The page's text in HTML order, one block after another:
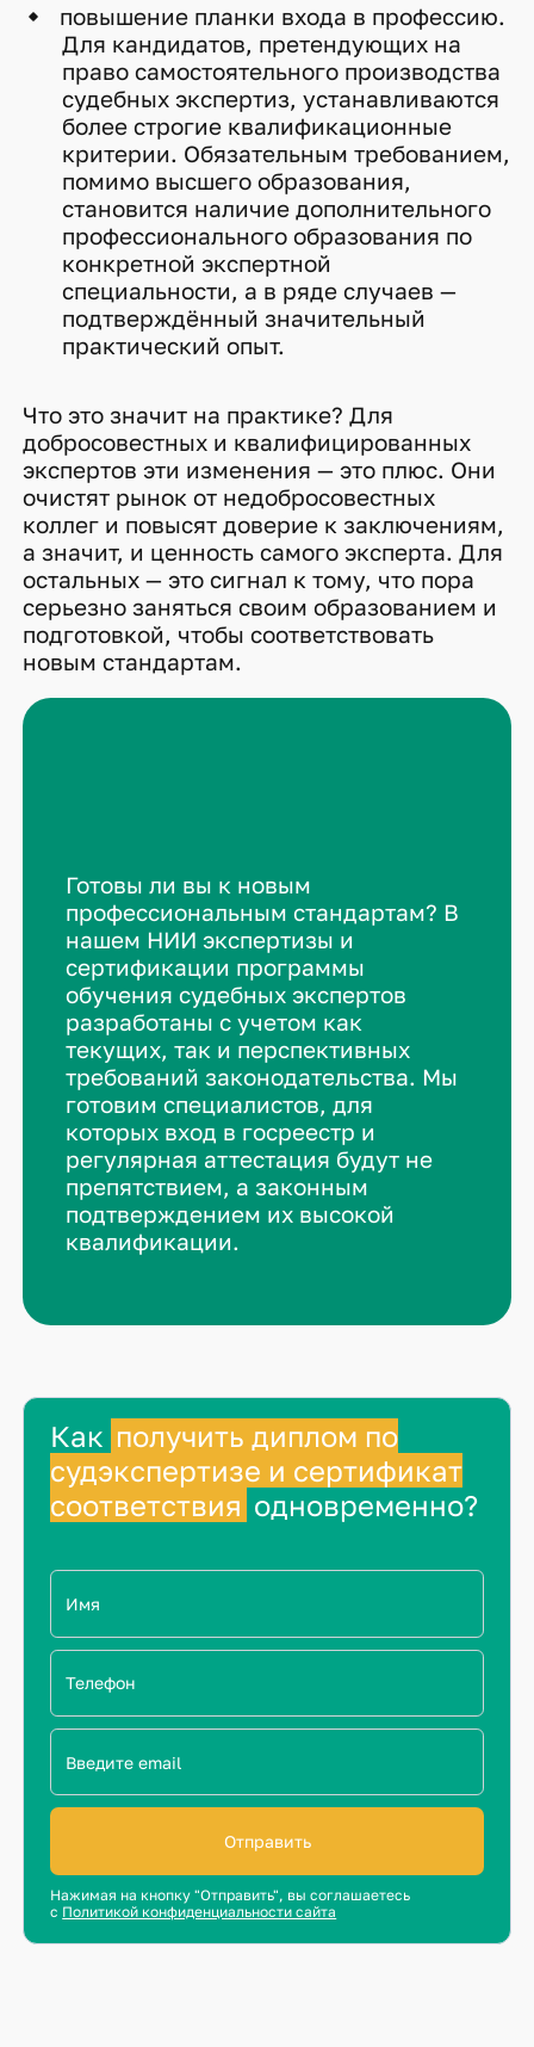
повышение планки входа в профессию.
Для кандидатов, претендующих на
право самостоятельного производства
судебных экспертиз, устанавливаются
более строгие квалификационные
критерии. Обязательным требованием,
помимо высшего образования,
становится наличие дополнительного
профессионального образования по
конкретной экспертной
специальности, а в ряде случаев —
подтверждённый значительный
практический опыт.
Что это значит на практике? Для
добросовестных и квалифицированных
экспертов эти изменения — это плюс. Они
очистят рынок от недобросовестных
коллег и повысят доверие к заключениям,
а значит, и ценность самого эксперта. Для
остальных — это сигнал к тому, что пора
серьезно заняться своим образованием и
подготовкой, чтобы соответствовать
новым стандартам.
Готовы ли вы к новым
профессиональным стандартам? В
нашем НИИ экспертизы и
сертификации программы
обучения судебных экспертов
разработаны с учетом как
текущих, так и перспективных
требований законодательства. Мы
готовим специалистов, для
которых вход в госреестр и
регулярная аттестация будут не
препятствием, а законным
подтверждением их высокой
квалификации.
Как получить диплом по
судэкспертизе и сертификат
соответствия одновременно?
Отправить
Нажимая на кнопку "Отправить", вы соглашаетесь
с Политикой конфиденциальности сайта